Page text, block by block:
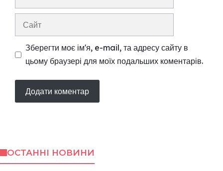
Сайт
Зберегти моє ім'я, e-mail, та адресу сайту в
цьому браузері для моїх подальших коментарів.
ОСТАННІ НОВИНИ